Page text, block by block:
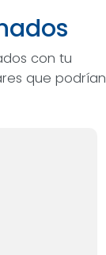
con tu
que podrían